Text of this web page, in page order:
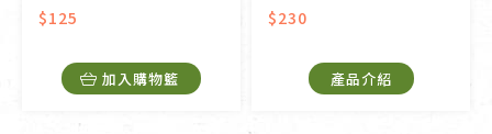
$125
加入購物籃
$230
產品介紹